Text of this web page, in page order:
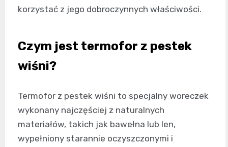
korzystać z jego dobroczynnych właściwości.
Czym jest termofor z pestek
wiśni?
Termofor z pestek wiśni to specjalny woreczek
wykonany najczęściej z naturalnych
materiałów, takich jak bawełna lub len,
wypełniony starannie oczyszczonymi i